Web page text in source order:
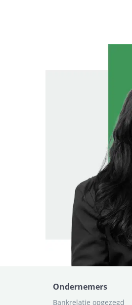
Ondernemers
Bankrelatie opgezegd